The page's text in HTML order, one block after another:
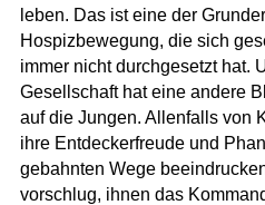
leben. Das ist eine der
Hospizbewegung, die sich
immer nicht durchgesetzt hat.
Gesellschaft hat eine andere
auf die Jungen. Allenfalls von
ihre Entdeckerfreude und
gebahnten Wege
vorschlug, ihnen das